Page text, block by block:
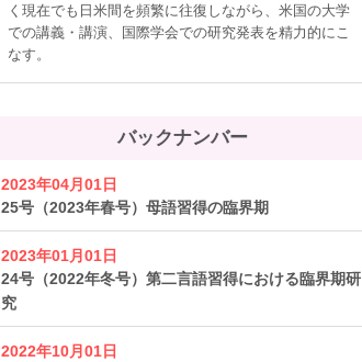
く現在でも日米間を頻繁に往復しながら、米国の大学
での講義・講演、国際学会での研究発表を精力的にこ
なす。
バックナンバー
2023年04月01日
25号（2023年春号）母語習得の臨界期
2023年01月01日
24号（2022年冬号）第二言語習得における臨界期研
究
2022年10月01日